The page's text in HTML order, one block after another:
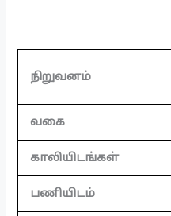
நிறுவனம்
வகை
காலியிடங்கள்
பணியிடம்